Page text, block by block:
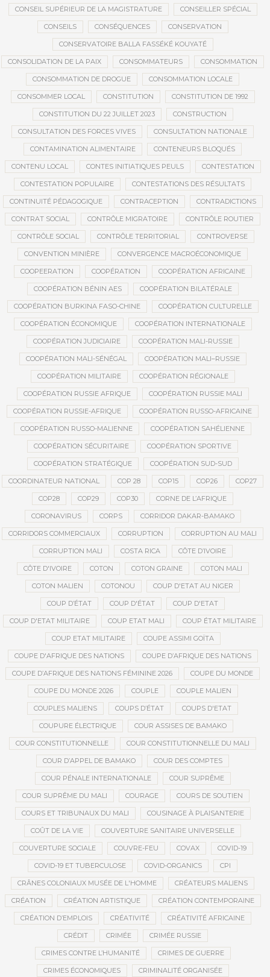
CONSEIL SUPÉRIEUR DE LA MAGISTRATURE CONSEILLER SPÉCIAL
CONSEILS CONSÉQUENCES CONSERVATION
CONSERVATOIRE BALLA FASSÉKÉ KOUYATÉ
CONSOLIDATION DE LA PAIX CONSOMMATEURS CONSOMMATION
CONSOMMATION DE DROGUE CONSOMMATION LOCALE
CONSOMMER LOCAL CONSTITUTION CONSTITUTION DE 1992
CONSTITUTION DU 22 JUILLET 2023 CONSTRUCTION
CONSULTATION DES FORCES VIVES CONSULTATION NATIONALE
CONTAMINATION ALIMENTAIRE CONTENEURS BLOQUÉS
CONTENU LOCAL CONTES INITIATIQUES PEULS CONTESTATION
CONTESTATION POPULAIRE CONTESTATIONS DES RÉSULTATS
CONTINUITÉ PÉDAGOGIQUE CONTRACEPTION CONTRADICTIONS
CONTRAT SOCIAL CONTRÔLE MIGRATOIRE CONTRÔLE ROUTIER
CONTRÔLE SOCIAL CONTRÔLE TERRITORIAL CONTROVERSE
CONVENTION MINIÈRE CONVERGENCE MACROÉCONOMIQUE
COOPEERATION COOPÉRATION COOPÉRATION AFRICAINE
COOPÉRATION BÉNIN AES COOPÉRATION BILATÉRALE
COOPÉRATION BURKINA FASO-CHINE COOPÉRATION CULTURELLE
COOPÉRATION ÉCONOMIQUE COOPÉRATION INTERNATIONALE
COOPÉRATION JUDICIAIRE COOPÉRATION MALI-RUSSIE
COOPÉRATION MALI-SÉNÉGAL COOPÉRATION MALI–RUSSIE
COOPÉRATION MILITAIRE COOPÉRATION RÉGIONALE
COOPÉRATION RUSSIE AFRIQUE COOPÉRATION RUSSIE MALI
COOPÉRATION RUSSIE-AFRIQUE COOPÉRATION RUSSO-AFRICAINE
COOPÉRATION RUSSO-MALIENNE COOPÉRATION SAHÉLIENNE
COOPÉRATION SÉCURITAIRE COOPÉRATION SPORTIVE
COOPÉRATION STRATÉGIQUE COOPÉRATION SUD-SUD
COORDINATEUR NATIONAL COP 28 COP15 COP26 COP27
COP28 COP29 COP30 CORNE DE L’AFRIQUE
CORONAVIRUS CORPS CORRIDOR DAKAR-BAMAKO
CORRIDORS COMMERCIAUX CORRUPTION CORRUPTION AU MALI
CORRUPTION MALI COSTA RICA CÔTE D’IVOIRE
CÔTE D'IVOIRE COTON COTON GRAINE COTON MALI
COTON MALIEN COTONOU COUP D'ETAT AU NIGER
COUP D’ÉTAT COUP D'ÉTAT COUP D'ETAT
COUP D'ETAT MILITAIRE COUP ETAT MALI COUP ÉTAT MILITAIRE
COUP ETAT MILITAIRE COUPE ASSIMI GOÏTA
COUPE D'AFRIQUE DES NATIONS COUPE D’AFRIQUE DES NATIONS
COUPE D’AFRIQUE DES NATIONS FÉMININE 2026 COUPE DU MONDE
COUPE DU MONDE 2026 COUPLE COUPLE MALIEN
COUPLES MALIENS COUPS D’ÉTAT COUPS D'ETAT
COUPURE ÉLECTRIQUE COUR ASSISES DE BAMAKO
COUR CONSTITUTIONNELLE COUR CONSTITUTIONNELLE DU MALI
COUR D’APPEL DE BAMAKO COUR DES COMPTES
COUR PÉNALE INTERNATIONALE COUR SUPRÊME
COUR SUPRÊME DU MALI COURAGE COURS DE SOUTIEN
COURS ET TRIBUNAUX DU MALI COUSINAGE À PLAISANTERIE
COÛT DE LA VIE COUVERTURE SANITAIRE UNIVERSELLE
COUVERTURE SOCIALE COUVRE-FEU COVAX COVID-19
COVID-19 ET TUBERCULOSE COVID-ORGANICS CPI
CRÂNES COLONIAUX MUSÉE DE L'HOMME CRÉATEURS MALIENS
CRÉATION CRÉATION ARTISTIQUE CRÉATION CONTEMPORAINE
CRÉATION D’EMPLOIS CRÉATIVITÉ CRÉATIVITÉ AFRICAINE
CRÉDIT CRIMÉE CRIMÉE RUSSIE
CRIMES CONTRE L’HUMANITÉ CRIMES DE GUERRE
CRIMES ÉCONOMIQUES CRIMINALITÉ ORGANISÉE